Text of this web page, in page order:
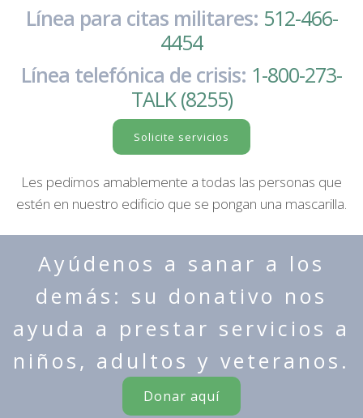
Línea para citas militares: 512-466-
4454
Línea telefónica de crisis: 1-800-273-
TALK (8255)
Solicite servicios
Les pedimos amablemente a todas las personas que
estén en nuestro edificio que se pongan una mascarilla.
Ayúdenos a sanar a los
demás: su donativo nos
ayuda a prestar servicios a
niños, adultos y veteranos.
Donar aquí